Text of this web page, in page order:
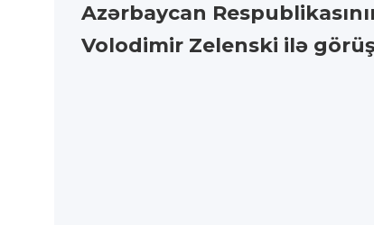
Azərbaycan
Volodimir Zelenski ilə